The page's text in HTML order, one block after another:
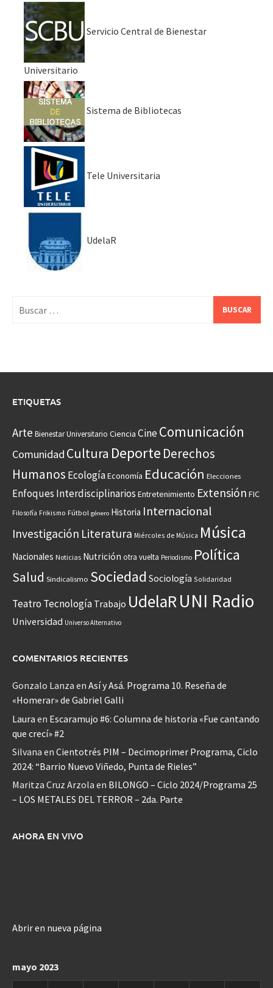
Servicio Central de Bienestar
Universitario
Sistema de Bibliotecas
Tele Universitaria
UdelaR
ETIQUETAS
Arte Bienestar Universitario Ciencia CineComunicación
Comunidad Cultura Deporte Derechos
Humanos EcologíaEconomía Educación Elecciones
Enfoques Interdisciplinarios Entretenimiento Extensión FIC
Filosofía Frikismo Fútbol género Historia Internacional
Investigación Literatura Miércoles de Música Música
Nacionales Noticias Nutrición otra vuelta Periodismo Política
Salud Sindicalismo Sociedad Sociología Solidaridad
Teatro Tecnología Trabajo UdelaRUNI Radio
Universidad Universo Alternativo
COMENTARIOS RECIENTES
Gonzalo Lanza en Así y Asá. Programa 10. Reseña de
«Homerar» de Gabriel Galli
Laura en Escaramujo #6: Columna de historia «Fue cantando
que crecí» #2
Silvana en Cientotrés PIM – Decimoprimer Programa, Ciclo
2024: “Barrio Nuevo Viñedo, Punta de Rieles”
Maritza Cruz Arzola en BILONGO – Ciclo 2024/Programa 25
– LOS METALES DEL TERROR – 2da. Parte
AHORA EN VIVO
Abrir en nueva página
mayo 2023